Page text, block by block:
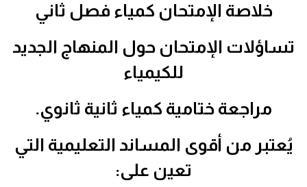
خلاصة الإمتحان كمياء فصل ثاني
تساؤلات الإمتحان حول المنهاج الجديد
للكيمياء
مراجعة ختامية كمياء ثانية ثانوي.
يُعتبر من أقوى المساند التعليمية التي
تعين على: